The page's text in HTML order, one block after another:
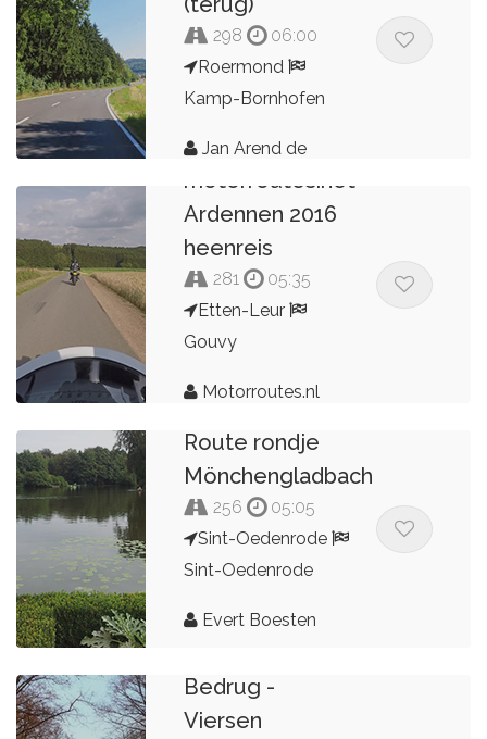
298
06:00
Roermond
Kamp-Bornhofen
Jan Arend de
motorroutes.net
Ardennen 2016
heenreis
281
05:35
Etten-Leur
Gouvy
Motorroutes.nl
Route rondje
Mönchengladbach
256
05:05
Sint-Oedenrode
Sint-Oedenrode
Evert Boesten
Bedrug -
Viersen